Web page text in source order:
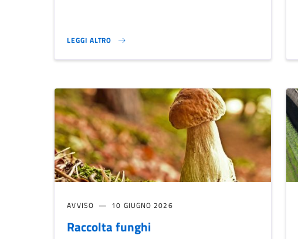
LEGGI ALTRO
ORARIO ESTIVO URP}
AVVISO 10 GIUGNO 2026
Raccolta funghi